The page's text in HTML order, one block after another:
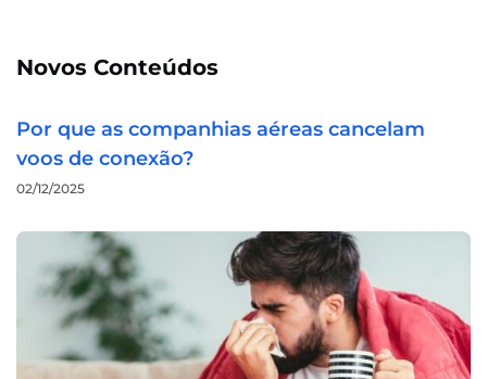
Novos Conteúdos
Por que as companhias aéreas cancelam
voos de conexão?
02/12/2025